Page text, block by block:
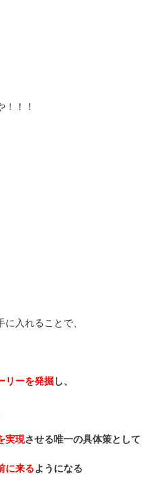
！！
入れることで、
リーを発掘し、
実現させる唯一の具体策として
に来るようになる